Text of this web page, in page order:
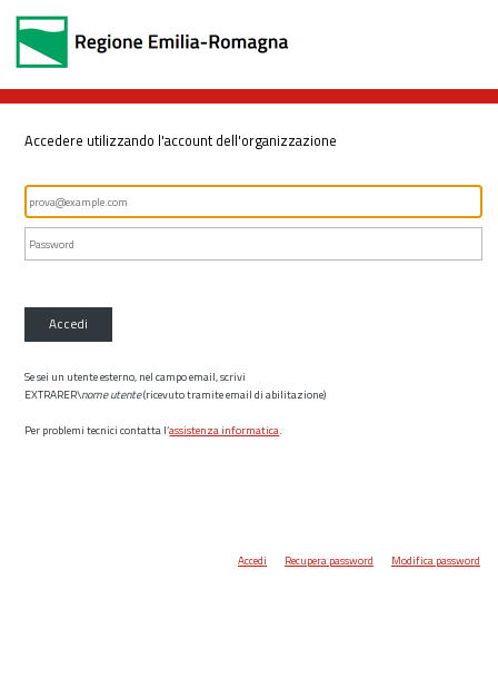
Accedere utilizzando l'account dell'organizzazione
Accedi
Se sei un utente esterno, nel campo email, scrivi
EXTRARER\nome utente(ricevuto tramite email di abilitazione)
Per problemi tecnici contatta l’assistenza informatica.
Accedi Recupera password Modifica password